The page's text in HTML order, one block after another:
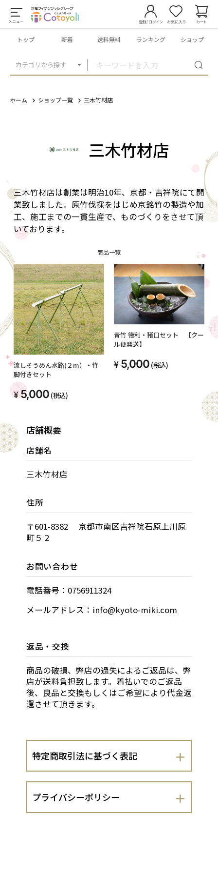
メニュー
カテゴリから探す
登録/ログイン お気に入り カート
トップ 新着 送料無料 ランキング ショップ
ホーム ショップ一覧 三木竹材店
三木竹材店
三木竹材店は創業は明治10年、京都・吉祥院にて開
業致しました。原竹伐採をはじめ京銘竹の製造や加
工、施工までの一貫生産で、ものづくりをさせて頂
いております。
商品一覧
流しそうめん水路(２m）・竹
脚付きセット
5,000 (税込)
青竹 徳利・猪口セット 【クー
ル便発送】
5,000 (税込)
店舗概要
店舗名
三木竹材店
住所
〒601-8382 京都市南区吉祥院石原上川原
町５２
お問い合わせ
電話番号：0756911324
メールアドレス：info@kyoto-miki.com
返品・交換
商品の破損、弊店の過失によるご返品は、弊
店が送料負担致します。着払いでのご返品
後、良品と交換もしくはご希望により代金返
還させて頂きます。
特定商取引法に基づく表記
会社名
三木竹材店
プライバシーポリシー